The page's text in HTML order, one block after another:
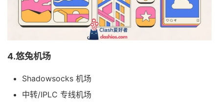
4.悠兔机场
Shadowsocks 机场
中转/IPLC 专线机场